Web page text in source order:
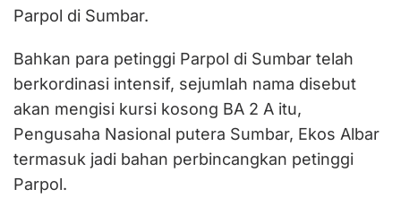
Parpol di Sumbar.
Bahkan para petinggi Parpol di Sumbar telah
berkordinasi intensif, sejumlah nama disebut
akan mengisi kursi kosong BA 2 A itu,
Pengusaha Nasional putera Sumbar, Ekos Albar
termasuk jadi bahan perbincangkan petinggi
Parpol.